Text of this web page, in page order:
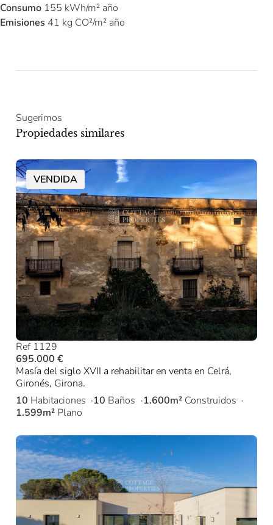
Consumo 155 kWh/m² año
Emisiones 41 kg CO²/m² año
Sugerimos
Propiedades similares
VENDIDA
Ref 1129
695.000 €
Masía del siglo XVII a rehabilitar en venta en Celrá,
Gironés, Girona.
10 Habitaciones 10 Baños 1.600m² Construidos
1.599m² Plano